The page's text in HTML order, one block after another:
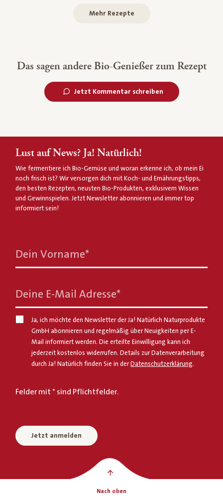
Mehr Rezepte
Das sagen andere Bio-Genießer zum Rezept
Jetzt Kommentar schreiben
Lust auf News? Ja! Natürlich!
Wie fermentiere ich Bio-Gemüse und woran erkenne ich, ob mein Ei
noch frisch ist? Wir versorgen dich mit Koch- und Ernährungstipps,
den besten Rezepten, neusten Bio-Produkten, exklusivem Wissen
und Gewinnspielen. Jetzt Newsletter abonnieren und immer top
informiert sein!
Dein Vorname*
Deine E-Mail Adresse*
Ja, ich möchte den Newsletter der Ja! Natürlich Naturprodukte
GmbH abonnieren und regelmäßig über Neuigkeiten per E-
Mail informiert werden. Die erteilte Einwilligung kann ich
jederzeit kostenlos widerrufen. Details zur Datenverarbeitung
durch Ja! Natürlich finden Sie in derDatenschutzerklärung.
Felder mit * sind Pflichtfelder.
Jetzt anmelden
Nach oben